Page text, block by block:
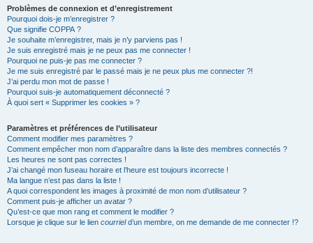
Problèmes de connexion et d’enregistrement
Pourquoi dois-je m’enregistrer ?
Que signifie COPPA ?
Je souhaite m’enregistrer, mais je n’y parviens pas !
Je suis enregistré mais je ne peux pas me connecter !
Pourquoi ne puis-je pas me connecter ?
Je me suis enregistré par le passé mais je ne peux plus me connecter ?!
J’ai perdu mon mot de passe !
Pourquoi suis-je automatiquement déconnecté ?
À quoi sert « Supprimer les cookies » ?
Paramètres et préférences de l’utilisateur
Comment modifier mes paramètres ?
Comment empêcher mon nom d’apparaître dans la liste des membres connectés ?
Les heures ne sont pas correctes !
J’ai changé mon fuseau horaire et l’heure est toujours incorrecte !
Ma langue n’est pas dans la liste !
A quoi correspondent les images à proximité de mon nom d’utilisateur ?
Comment puis-je afficher un avatar ?
Qu’est-ce que mon rang et comment le modifier ?
Lorsque je clique sur le lien courrield’un membre, on me demande de me connecter !?